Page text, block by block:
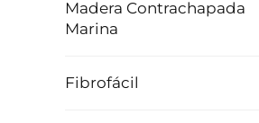
Madera Contrachapada
Marina
Fibrofácil